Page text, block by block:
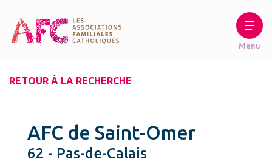
RETOUR À LA RECHERCHE
AFC de Saint-Omer
62 - Pas-de-Calais